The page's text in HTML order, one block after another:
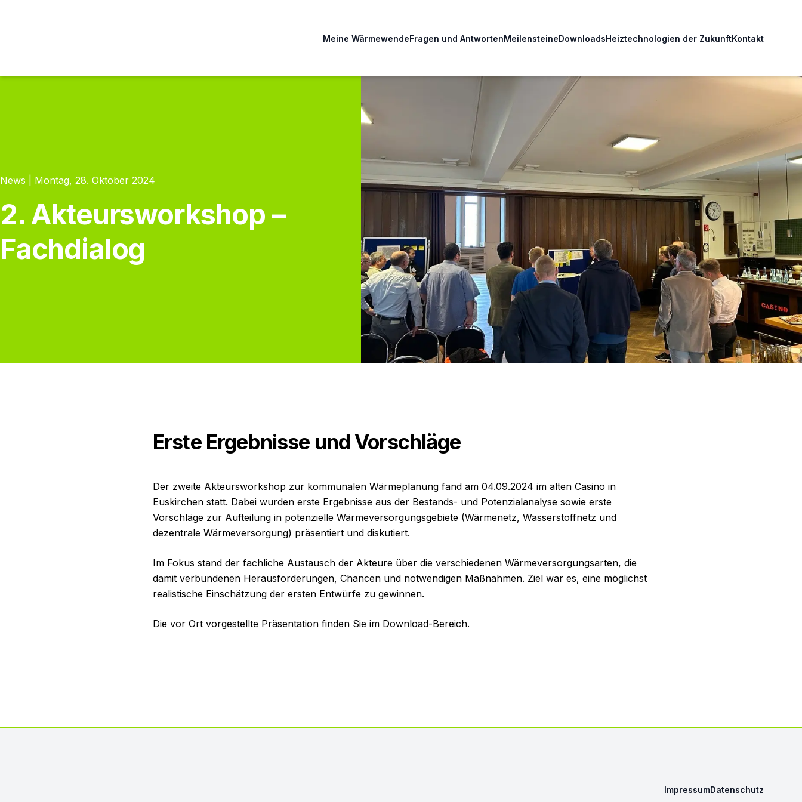
Meine WärmewendeFragen und AntwortenMeilensteineDownloadsHeiztechnologien der ZukunftKontakt
News | Montag, 28. Oktober 2024
2. Akteursworkshop –
Fachdialog
Erste Ergebnisse und Vorschläge
Der zweite Akteursworkshop zur kommunalen Wärmeplanung fand am 04.09.2024 im alten Casino in
Euskirchen statt. Dabei wurden erste Ergebnisse aus der Bestands- und Potenzialanalyse sowie erste
Vorschläge zur Aufteilung in potenzielle Wärmeversorgungsgebiete (Wärmenetz, Wasserstoffnetz und
dezentrale Wärmeversorgung) präsentiert und diskutiert.
Im Fokus stand der fachliche Austausch der Akteure über die verschiedenen Wärmeversorgungsarten, die
damit verbundenen Herausforderungen, Chancen und notwendigen Maßnahmen. Ziel war es, eine möglichst
realistische Einschätzung der ersten Entwürfe zu gewinnen.
Die vor Ort vorgestellte Präsentation finden Sie im Download-Bereich.
ImpressumDatenschutz